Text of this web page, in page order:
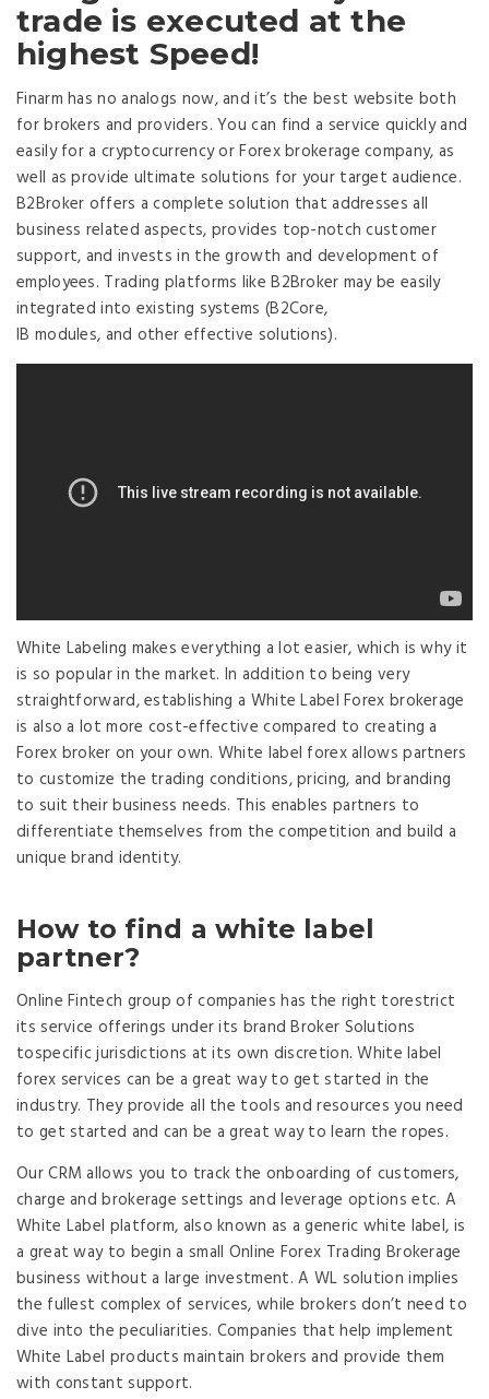
trade is executed at the
highest Speed!
Finarm has no analogs now, and it’s the best website both
for brokers and providers. You can find a service quickly and
easily for a cryptocurrency or Forex brokerage company, as
well as provide ultimate solutions for your target audience.
B2Broker offers a complete solution that addresses all
business related aspects, provides top-notch customer
support, and invests in the growth and development of
employees. Trading platforms like B2Broker may be easily
integrated into existing systems (B2Core,
IB modules, and other effective solutions).
White Labeling makes everything a lot easier, which is why it
is so popular in the market. In addition to being very
straightforward, establishing a White Label Forex brokerage
is also a lot more cost-effective compared to creating a
Forex broker on your own. White label forex allows partners
to customize the trading conditions, pricing, and branding
to suit their business needs. This enables partners to
differentiate themselves from the competition and build a
unique brand identity.
How to find a white label
partner?
Online Fintech group of companies has the right torestrict
its service offerings under its brand Broker Solutions
tospecific jurisdictions at its own discretion. White label
forex services can be a great way to get started in the
industry. They provide all the tools and resources you need
to get started and can be a great way to learn the ropes.
Our CRM allows you to track the onboarding of customers,
charge and brokerage settings and leverage options etc. A
White Label platform, also known as a generic white label, is
a great way to begin a small Online Forex Trading Brokerage
business without a large investment. A WL solution implies
the fullest complex of services, while brokers don’t need to
dive into the peculiarities. Companies that help implement
White Label products maintain brokers and provide them
with constant support.